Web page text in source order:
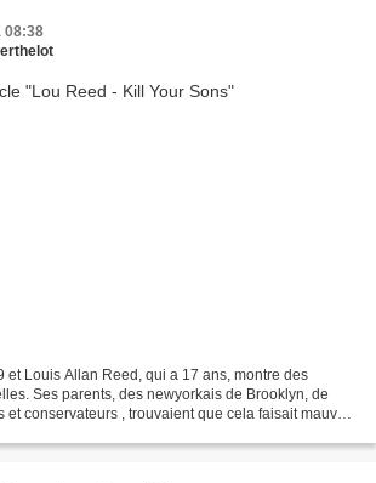
08:38
et Louis Allan Reed, qui a 17 ans, montre des
Ses parents, des newyorkais de Brooklyn, de
et conservateurs , trouvaient que cela faisait mauvais